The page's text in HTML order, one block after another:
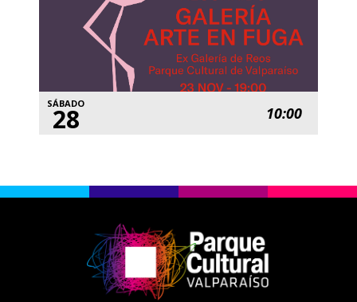
SÁBADO
28 10:00